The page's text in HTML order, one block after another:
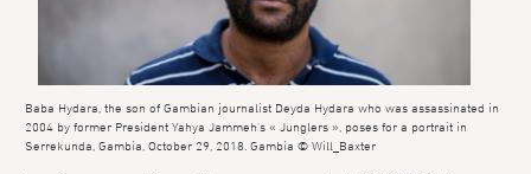
Baba Hydara, the son of Gambian journalist Deyda Hydara who was assassinated in
2004 by former President Yahya Jammeh’s « Junglers », poses for a portrait in
Serrekunda, Gambia, October 29, 2018. Gambia © Will_Baxter